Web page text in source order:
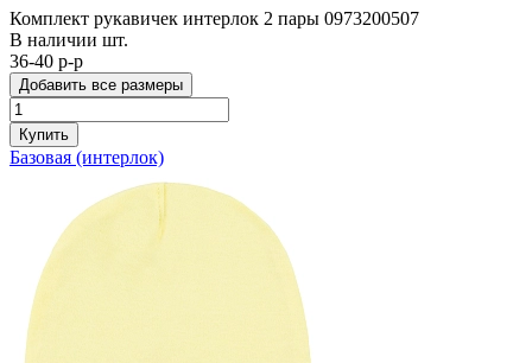
Комплект рукавичек интерлок 2 пары 0973200507
В наличии шт.
36-40 р-р
Добавить все размеры
Купить
Базовая (интерлок)